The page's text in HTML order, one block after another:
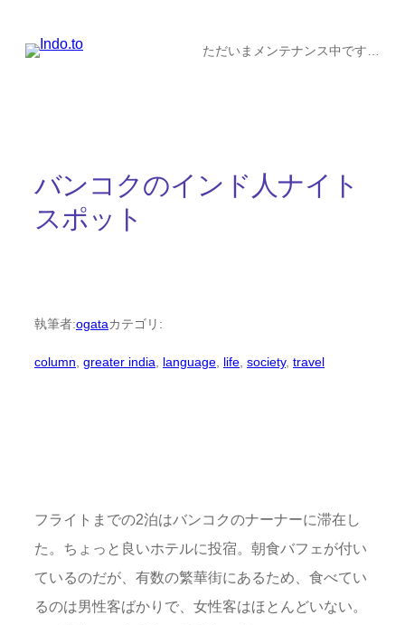
ただいまメンテナンス中です…
バンコクのインド人ナイト
スポット
執筆者:ogataカテゴリ:
column greater india language life society, travel
フライトまでの2泊はバンコクのナーナーに滞在し
た。ちょっと良いホテルに投宿。朝食バフェが付い
ているのだが、有数の繁華街にあるため、食べてい
るのは男性客ばかりで、女性客はほとんどいない。